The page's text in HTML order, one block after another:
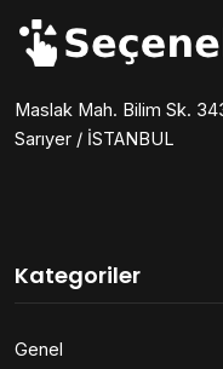
Maslak Mah. Bilim Sk.
Sarıyer / İSTANBUL
Kategoriler
Genel